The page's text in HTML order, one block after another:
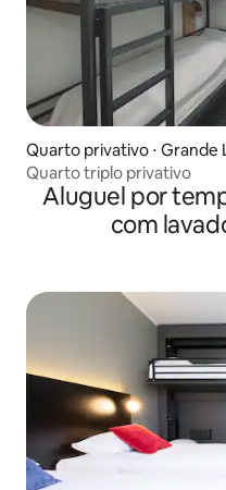
Quarto privativo ⋅ Grande
Quarto triplo privativo
Aluguel por
com